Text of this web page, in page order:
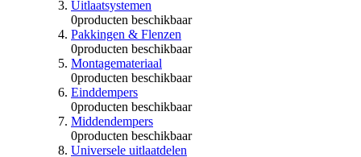
Uitlaatsystemen
0producten beschikbaar
Pakkingen & Flenzen
0producten beschikbaar
Montagemateriaal
0producten beschikbaar
Einddempers
0producten beschikbaar
Middendempers
0producten beschikbaar
Universele uitlaatdelen